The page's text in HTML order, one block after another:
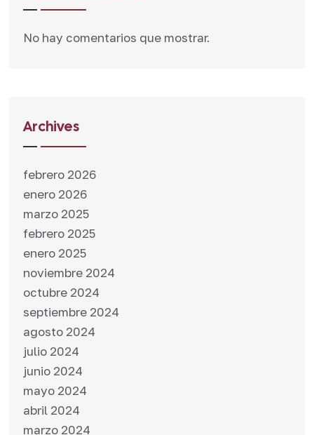
No hay comentarios que mostrar.
Archives
febrero 2026
enero 2026
marzo 2025
febrero 2025
enero 2025
noviembre 2024
octubre 2024
septiembre 2024
agosto 2024
julio 2024
junio 2024
mayo 2024
abril 2024
marzo 2024